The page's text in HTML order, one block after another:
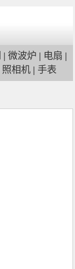
| 微波炉 | 电扇 |
照相机 | 手表